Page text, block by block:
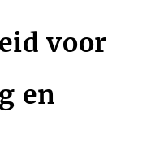
voor
en